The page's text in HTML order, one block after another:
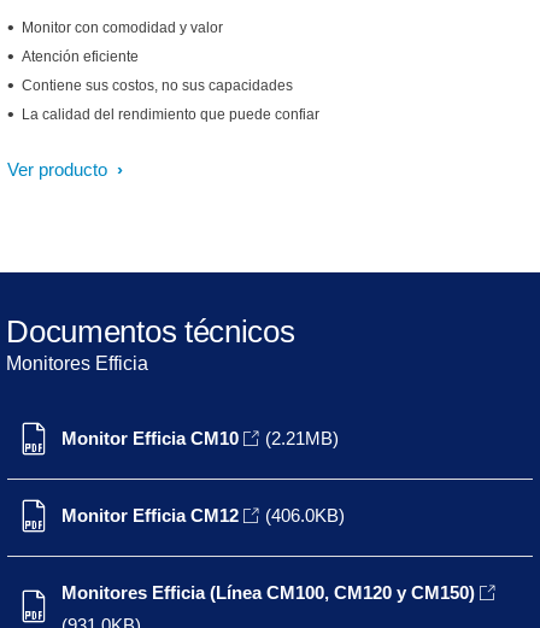
Monitor con comodidad y valor
Atención eficiente
Contiene sus costos, no sus capacidades
La calidad del rendimiento que puede confiar
Ver producto
Documentos técnicos
Monitores Efficia
Monitor Efficia CM10 (2.21MB)
Monitor Efficia CM12 (406.0KB)
Monitores Efficia (Línea CM100, CM120 y CM150)